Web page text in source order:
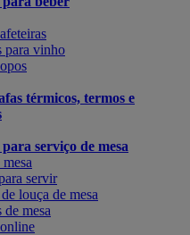
para vinho
térmicos, termos e
serviço de mesa
servir
louça de mesa
de mesa